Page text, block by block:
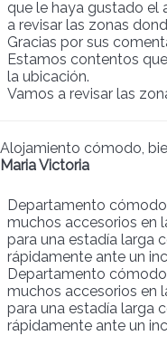
que le haya gustado el
a revisar las zonas
Gracias por sus
Estamos contentos
la ubicación.
Vamos a revisar las
Alojamiento cómodo,
Maria Victoria
Departamento
muchos accesorios en
para una estadía larga
rápidamente ante un
Departamento
muchos accesorios en
para una estadía larga
rápidamente ante un